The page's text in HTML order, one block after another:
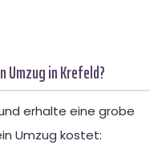
Umzug in Krefeld?
erhalte eine grobe
Umzug kostet: